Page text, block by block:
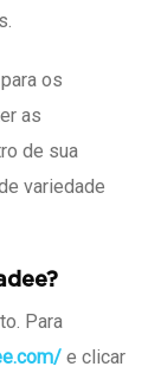
os
as
de sua
variedade
Para
e clicar